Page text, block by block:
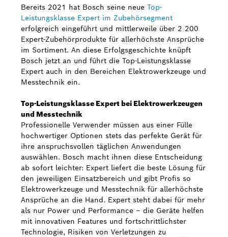
Bereits 2021 hat Bosch seine neue Top-
Leistungsklasse Expert im Zubehörsegment
erfolgreich eingeführt und mittlerweile über 2 200
Expert-Zubehörprodukte für allerhöchste Ansprüche
im Sortiment. An diese Erfolgsgeschichte knüpft
Bosch jetzt an und führt die Top-Leistungsklasse
Expert auch in den Bereichen Elektrowerkzeuge und
Messtechnik ein.
Top-Leistungsklasse Expert bei Elektrowerkzeugen
und Messtechnik
Professionelle Verwender müssen aus einer Fülle
hochwertiger Optionen stets das perfekte Gerät für
ihre anspruchsvollen täglichen Anwendungen
auswählen. Bosch macht ihnen diese Entscheidung
ab sofort leichter: Expert liefert die beste Lösung für
den jeweiligen Einsatzbereich und gibt Profis so
Elektrowerkzeuge und Messtechnik für allerhöchste
Ansprüche an die Hand. Expert steht dabei für mehr
als nur Power und Performance – die Geräte helfen
mit innovativen Features und fortschrittlichster
Technologie, Risiken von Verletzungen zu